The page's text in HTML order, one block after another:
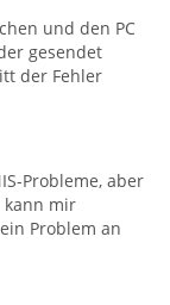
und den PC
gesendet
der Fehler
Probleme, aber
kann mir
Problem an